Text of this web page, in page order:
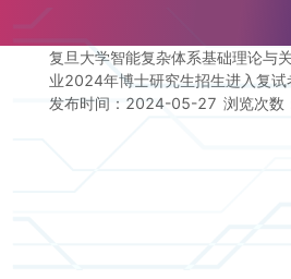
复旦大学智能复杂体系基础理论与
业2024年博士研究生招生进入复试
发布时间：2024-05-27 浏览次数